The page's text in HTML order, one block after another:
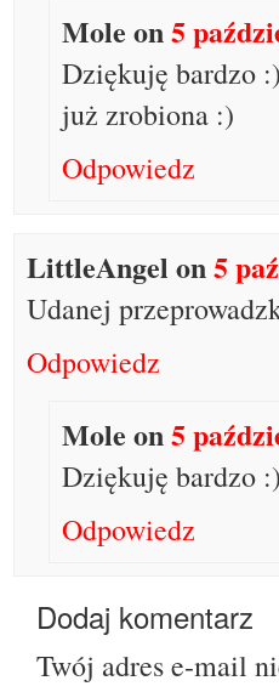
Mole on5
Dziękuję bardzo
już zrobiona :)
Odpowiedz
LittleAngel on5
Udanej
Odpowiedz
Mole on5
Dziękuję bardzo :)
Odpowiedz
Dodaj komentarz
Twój adres e-mail